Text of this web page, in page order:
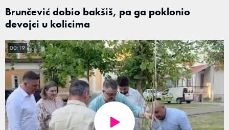
Brunčević dobio bakšiš, pa ga poklonio
devojci u kolicima
00:19